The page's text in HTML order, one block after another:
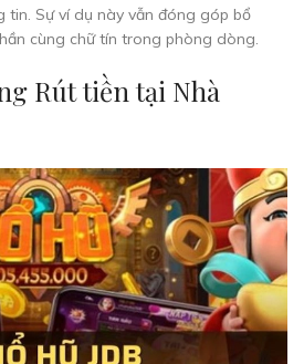
tin. Sự ví dụ này vẫn đóng góp bổ
cùng chữ tín trong phòng dòng.
Rút tiền tại Nhà